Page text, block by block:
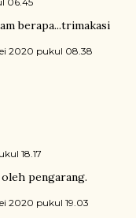
berapa...trimakasi
2020 pukul 08.38
18.17
pengarang.
2020 pukul 19.03